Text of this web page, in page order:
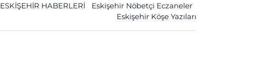
ESKİŞEHİR HABERLERİ
Eskişehir Nöbetçi Eczaneler
Eskişehir Köşe Yazıları